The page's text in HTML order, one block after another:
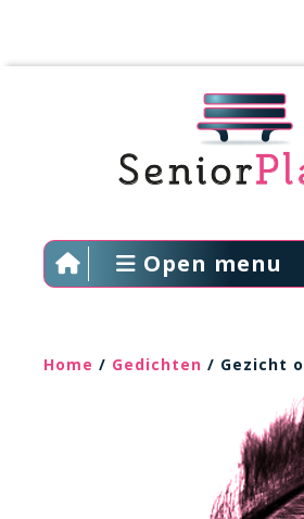
Open menu
Home / Gedichten / Gezicht